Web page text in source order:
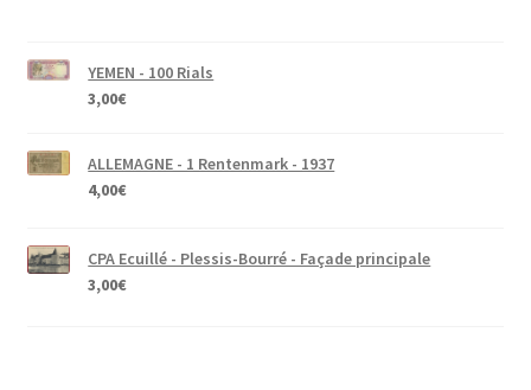
YEMEN - 100 Rials
3,00€
ALLEMAGNE - 1 Rentenmark - 1937
4,00€
CPA Ecuillé - Plessis-Bourré - Façade principale
3,00€